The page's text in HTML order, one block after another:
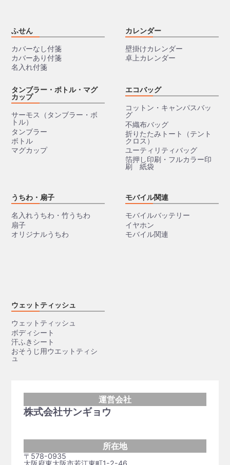
ふせん
カバーなし付箋
カバーあり付箋
名入れ付箋
カレンダー
壁掛けカレンダー
卓上カレンダー
タンブラー・ボトル・マグ
カップ
サーモス（タンブラー・ボ
トル）
タンブラー
ボトル
マグカップ
うちわ・扇子
名入れうちわ・竹うちわ
扇子
オリジナルうちわ
ウェットティッシュ
ウェットティッシュ
ボディシート
汗ふきシート
おそうじ用ウエットティシ
ュ
エコバッグ
コットン・キャンパスバッ
グ
不織布バッグ
折りたたみトート（テント
クロス）
ユーティリティバッグ
箔押し印刷・フルカラー印
刷 紙袋
モバイル関連
モバイルバッテリー
イヤホン
モバイル関連
運営会社
株式会社サンギョウ
所在地
〒578-0935